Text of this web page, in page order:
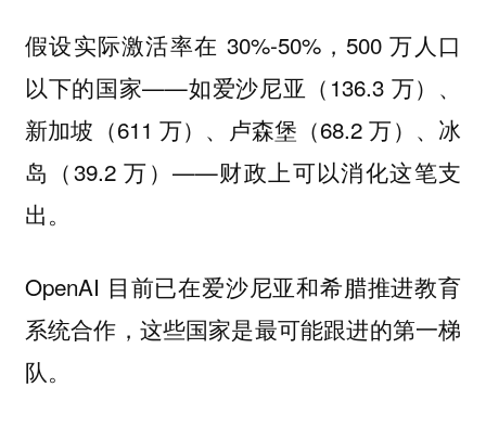
假设实际激活率在 30%-50%，500 万人口
以下的国家——如爱沙尼亚（136.3 万）、
新加坡（611 万）、卢森堡（68.2 万）、冰
岛（39.2 万）——财政上可以消化这笔支
出。
OpenAI 目前已在爱沙尼亚和希腊推进教育
系统合作，这些国家是最可能跟进的第一梯
队。